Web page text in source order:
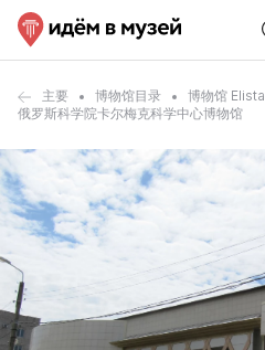
主要 博物馆目录
博物馆 Elista
俄罗斯科学院卡尔梅克科学中心博物馆